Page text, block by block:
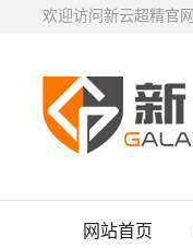
欢迎访问新云超精官网
网站首页